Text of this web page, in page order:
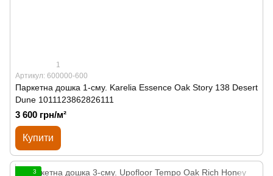
1
Артикул: 600000-600
Паркетна дошка 1-сму. Karelia Essence Oak Story 138 Desert
Dune 1011123862826111
3 600 грн/м²
Купити
3